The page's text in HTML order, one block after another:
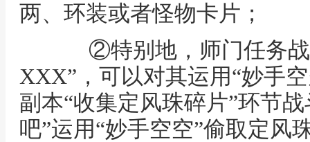
两、环装或者怪物卡片；
②特别地，师门任务战
XXX”，可以对其运用“妙手
副本“收集定风珠碎片”环节
吧”运用“妙手空空”偷取定风